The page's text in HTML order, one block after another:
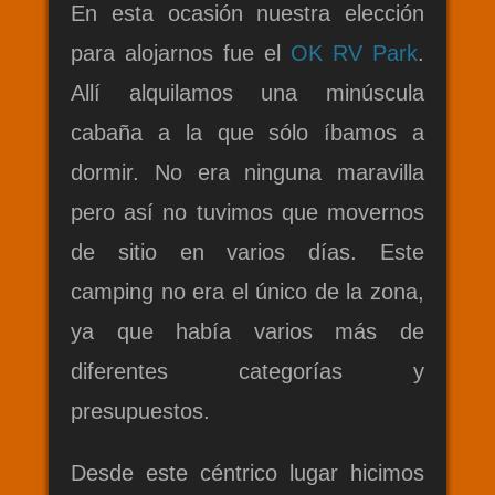
En esta ocasión nuestra elección
para alojarnos fue el OK RV Park.
Allí alquilamos una minúscula
cabaña a la que sólo íbamos a
dormir. No era ninguna maravilla
pero así no tuvimos que movernos
de sitio en varios días. Este
camping no era el único de la zona,
ya que había varios más de
diferentes categorías y
presupuestos.
Desde este céntrico lugar hicimos